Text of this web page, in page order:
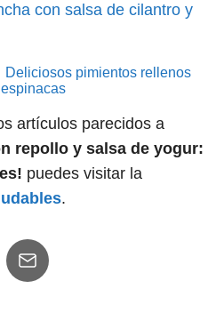
con salsa de cilantro y
Deliciosos pimientos rellenos
artículos parecidos a
repollo y salsa de yogur:
puedes visitar la
.